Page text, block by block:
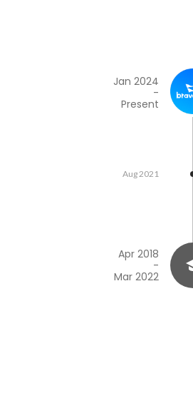
Jan 2024
-
Present
Aug 2021
Apr 2018
-
Mar 2022